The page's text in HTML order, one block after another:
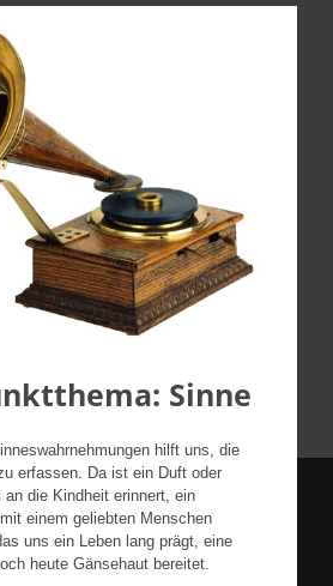
Sinne
hilft uns, die
erfassen. Da ist ein Duft oder
die Kindheit erinnert, ein
einem geliebten Menschen
uns ein Leben lang prägt, eine
heute Gänsehaut bereitet.